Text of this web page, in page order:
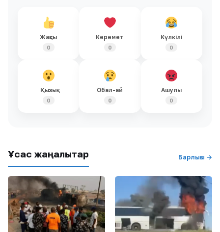
Жақсы
0
Керемет
0
Күлкілі
0
Қызық
0
Обал-ай
0
Ашулы
0
Ұқсас жаңалықтар Барлығы →